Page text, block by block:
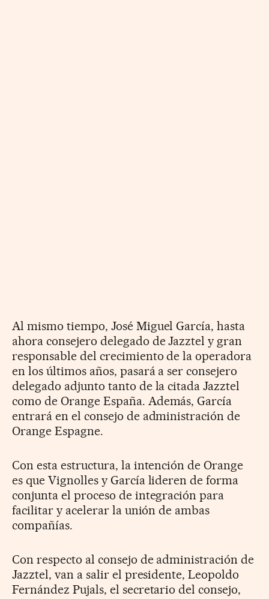
Al mismo tiempo, José Miguel García, hasta
ahora consejero delegado de Jazztel y gran
responsable del crecimiento de la operadora
en los últimos años, pasará a ser consejero
delegado adjunto tanto de la citada Jazztel
como de Orange España. Además, García
entrará en el consejo de administración de
Orange Espagne.
Con esta estructura, la intención de Orange
es que Vignolles y García lideren de forma
conjunta el proceso de integración para
facilitar y acelerar la unión de ambas
compañías.
Con respecto al consejo de administración de
Jazztel, van a salir el presidente, Leopoldo
Fernández Pujals, el secretario del consejo,